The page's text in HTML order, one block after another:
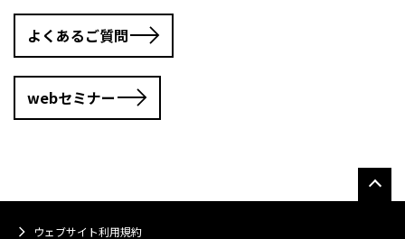
よくあるご質問
webセミナー
ウェブサイト利用規約